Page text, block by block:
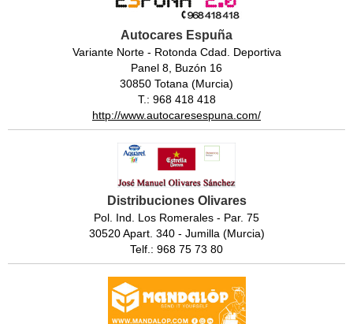
Autocares Espuña
Variante Norte - Rotonda Cdad. Deportiva
Panel 8, Buzón 16
30850 Totana (Murcia)
T.: 968 418 418
http://www.autocaresespuna.com/
Distribuciones Olivares
Pol. Ind. Los Romerales - Par. 75
30520 Apart. 340 - Jumilla (Murcia)
Telf.: 968 75 73 80